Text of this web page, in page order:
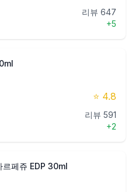
리뷰 647
+5
⭐ 4.8
리뷰 591
+2
르페쥬 EDP 30ml